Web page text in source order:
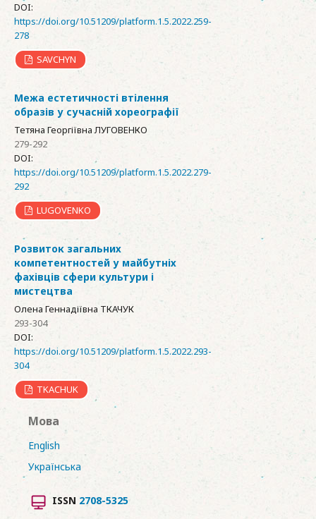
DOI:
https://doi.org/10.51209/platform.1.5.2022.259-
278
SAVCHYN
Межа естетичності втілення
образів у сучасній хореографії
Тетяна Георгіївна ЛУГОВЕНКО
279-292
DOI:
https://doi.org/10.51209/platform.1.5.2022.279-
292
LUGOVENKO
Розвиток загальних
компетентностей у майбутніх
фахівців сфери культури і
мистецтва
Олена Геннадіївна ТКАЧУК
293-304
DOI:
https://doi.org/10.51209/platform.1.5.2022.293-
304
TKACHUK
Мова
English
Українська
ISSN 2708-5325